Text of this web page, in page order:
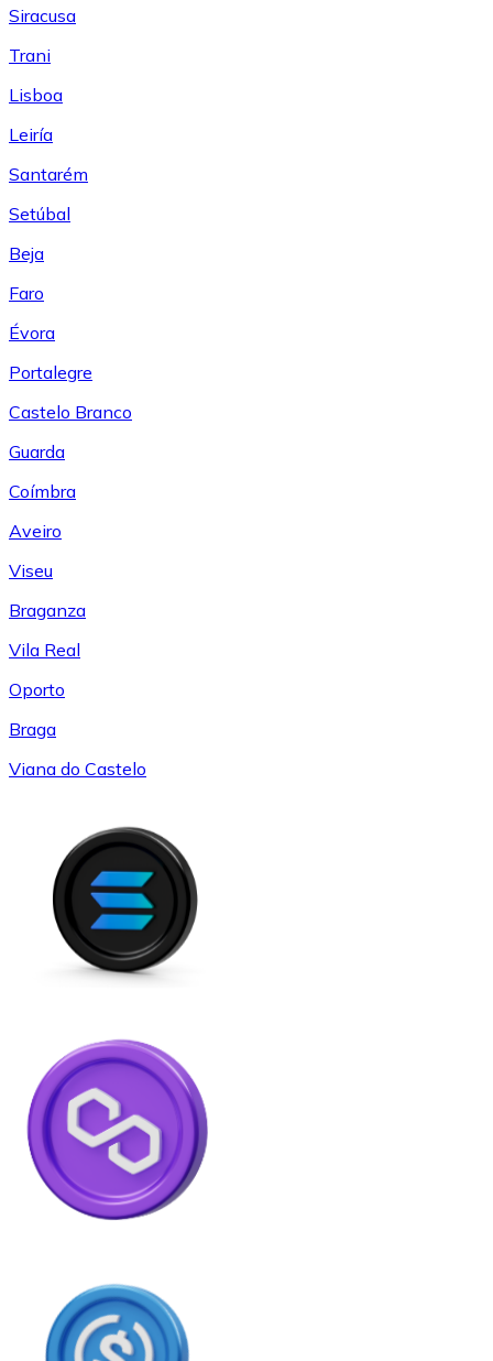
Siracusa
Trani
Lisboa
Leiría
Santarém
Setúbal
Beja
Faro
Évora
Portalegre
Castelo Branco
Guarda
Coímbra
Aveiro
Viseu
Braganza
Vila Real
Oporto
Braga
Viana do Castelo